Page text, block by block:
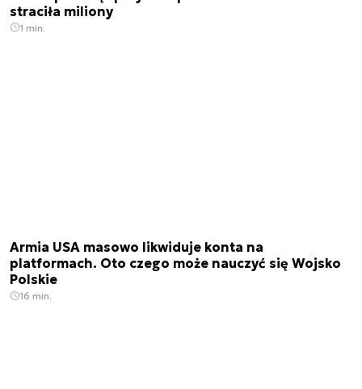
straciła miliony
1 min.
Armia USA masowo likwiduje konta na
platformach. Oto czego może nauczyć się Wojsko
Polskie
16 min.